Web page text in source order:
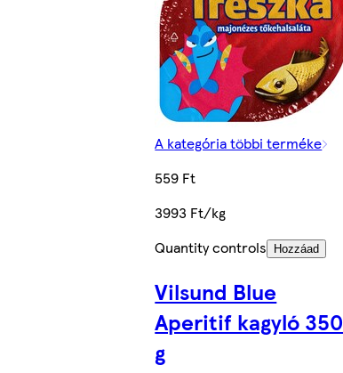
A kategória többi terméke
559 Ft
3993 Ft/kg
Quantity controls Hozzáad
Vilsund Blue
Aperitif kagyló 350
g